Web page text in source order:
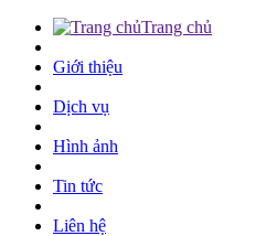
Trang chủ
Giới thiệu
Dịch vụ
Hình ảnh
Tin tức
Liên hệ